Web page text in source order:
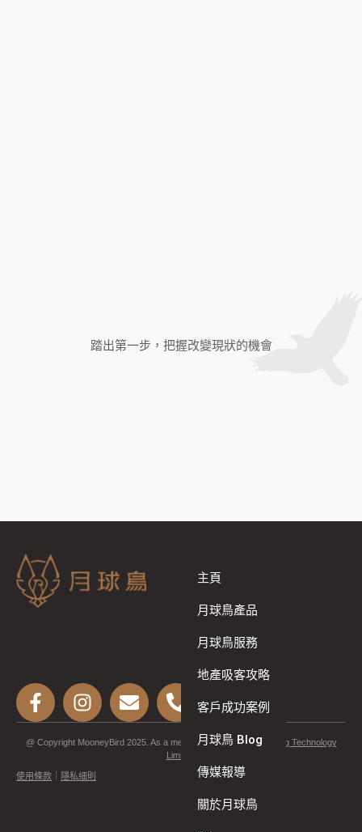
踏出第一步，把握改變現狀的機會
主頁
月球鳥產品
月球鳥服務
地產吸客攻略
客戶成功案例
月球鳥 Blog
傳媒報導
關於月球鳥
@ Copyright MooneyBird 2025. As a member ofSynergy Marketing Technology
Limited
使用條款 隱私細則